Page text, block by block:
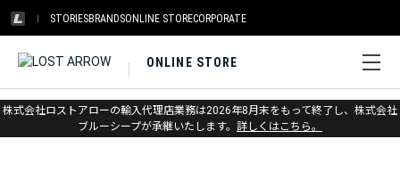
STORIESBRANDSONLINE STORECORPORATE
ONLINE STORE
株式会社ロストアローの輸入代理店業務は2026年8月末をもって終了し、株式会社
ブルーシープが承継いたします。 詳しくはこちら。
ホーム > シートゥサミット > キャンプキッチン